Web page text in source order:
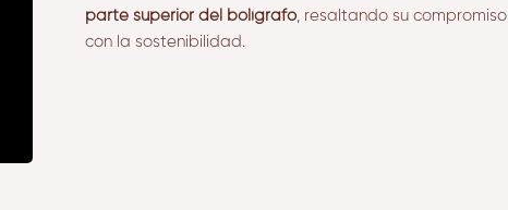
parte superior del bolígrafo, resaltando su compromiso
con la sostenibilidad.